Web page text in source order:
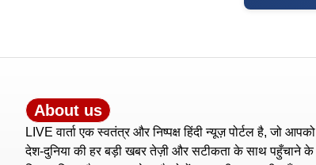
About us
LIVE वार्ता एक स्वतंत्र और निष्पक्ष हिंदी न्यूज़ पोर्टल है, जो आपको
देश-दुनिया की हर बड़ी खबर तेज़ी और सटीकता के साथ पहुँचाने के